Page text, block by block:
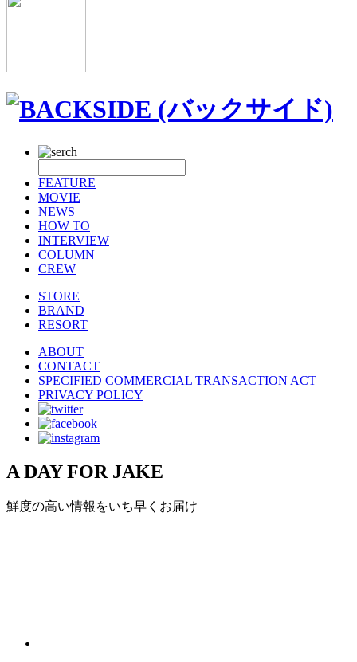
FEATURE
MOVIE
NEWS
HOW TO
INTERVIEW
COLUMN
CREW
STORE
BRAND
RESORT
ABOUT
CONTACT
SPECIFIED COMMERCIAL TRANSACTION ACT
PRIVACY POLICY
A DAY FOR JAKE
鮮度の高い情報をいち早くお届け